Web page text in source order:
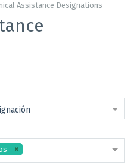
Assistance Designations